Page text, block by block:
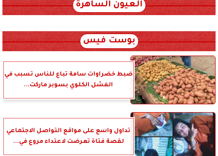
العيون الساهرة
بوست فيس
ضبط خضراوات سامة تباع للناس تسبب في
الفشل الكلوي بسوبر ماركت...
تداول واسع على مواقع التواصل الاجتماعي
لقصة فتاة تعرضت لاعتداء مروع في...